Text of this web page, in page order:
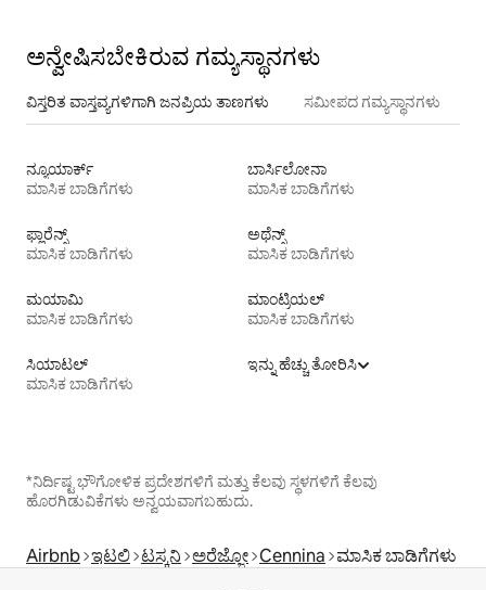
ಅನ್ವೇಷಿಸಬೇಕಿರುವ ಗಮ್ಯಸ್ಥಾನಗಳು
ವಿಸ್ತರಿತ ವಾಸ್ತವ್ಯಗಳಿಗಾಗಿ ಜನಪ್ರಿಯ ತಾಣಗಳು ಸಮೀಪದ ಗಮ್ಯಸ್ಥಾನಗಳು
ನ್ಯೂಯಾರ್ಕ್
ಮಾಸಿಕ ಬಾಡಿಗೆಗಳು
ಬಾರ್ಸಿಲೋನಾ
ಮಾಸಿಕ ಬಾಡಿಗೆಗಳು
ಫ್ಲಾರೆನ್ಸ್
ಮಾಸಿಕ ಬಾಡಿಗೆಗಳು
ಅಥೆನ್ಸ್
ಮಾಸಿಕ ಬಾಡಿಗೆಗಳು
ಮಯಾಮಿ
ಮಾಸಿಕ ಬಾಡಿಗೆಗಳು
ಮಾಂಟ್ರಿಯಲ್
ಮಾಸಿಕ ಬಾಡಿಗೆಗಳು
ಸಿಯಾಟಲ್
ಮಾಸಿಕ ಬಾಡಿಗೆಗಳು
ಇನ್ನು ಹೆಚ್ಚು ತೋರಿಸಿ
*ನಿರ್ದಿಷ್ಟ ಭೌಗೋಳಿಕ ಪ್ರದೇಶಗಳಿಗೆ ಮತ್ತು ಕೆಲವು ಸ್ಥಳಗಳಿಗೆ ಕೆಲವು
ಹೊರಗಿಡುವಿಕೆಗಳು ಅನ್ವಯವಾಗಬಹುದು.
Airbnb ಇಟಲಿ ಟಸ್ಕನಿ ಅರೆಜ್ಜೋ Cennina ಮಾಸಿಕ ಬಾಡಿಗೆಗಳು